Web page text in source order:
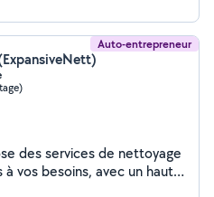
Auto-entrepreneur
des services de nettoyage
vos besoins, avec un haut